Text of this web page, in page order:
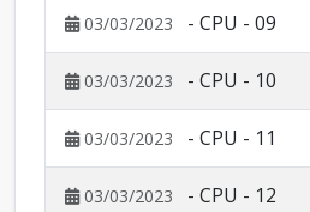
03/03/2023 - CPU - 09
03/03/2023 - CPU - 10
03/03/2023 - CPU - 11
03/03/2023 - CPU - 12